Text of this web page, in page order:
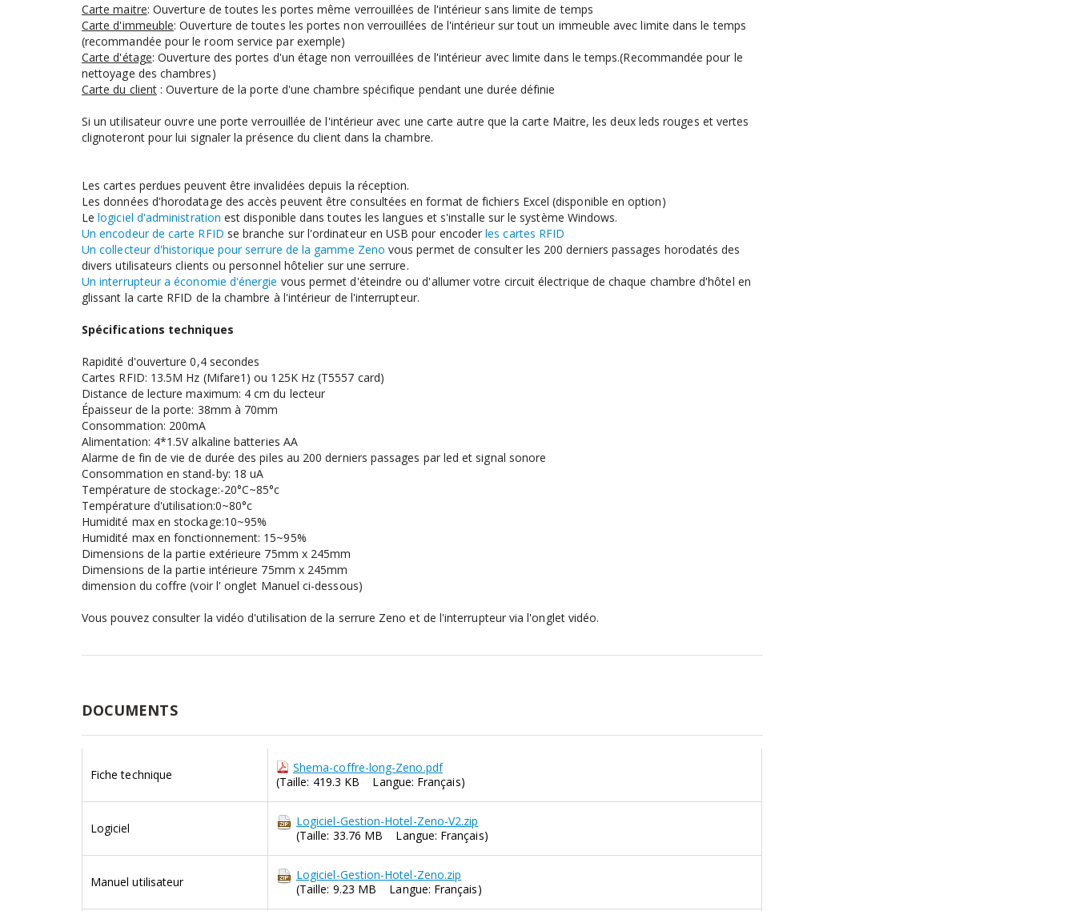
Carte maitre: Ouverture de toutes les portes même verrouillées de l'intérieur sans limite de temps
Carte d'immeuble: Ouverture de toutes les portes non verrouillées de l'intérieur sur tout un immeuble avec limite dans le temps
(recommandée pour le room service par exemple)
Carte d'étage: Ouverture des portes d'un étage non verrouillées de l'intérieur avec limite dans le temps.(Recommandée pour le
nettoyage des chambres)
Carte du client : Ouverture de la porte d'une chambre spécifique pendant une durée définie
Si un utilisateur ouvre une porte verrouillée de l'intérieur avec une carte autre que la carte Maitre, les deux leds rouges et vertes
clignoteront pour lui signaler la présence du client dans la chambre.
Les cartes perdues peuvent être invalidées depuis la réception.
Les données d'horodatage des accès peuvent être consultées en format de fichiers Excel (disponible en option)
Lelogiciel d'administration est disponible dans toutes les langues et s'installe sur le système Windows.
Un encodeur de carte RFID se branche sur l'ordinateur en USB pour encoder les cartes RFID
Un collecteur d'historique pour serrure de la gamme Zeno vous permet de consulter les 200 derniers passages horodatés des
divers utilisateurs clients ou personnel hôtelier sur une serrure.
Un interrupteur a économie d'énergie vous permet d'éteindre ou d'allumer votre circuit électrique de chaque chambre d'hôtel en
glissant la carte RFID de la chambre à l'intérieur de l'interrupteur.
Spécifications techniques
Rapidité d'ouverture 0,4 secondes
Cartes RFID: 13.5M Hz (Mifare1) ou 125K Hz (T5557 card)
Distance de lecture maximum: 4 cm du lecteur
Épaisseur de la porte: 38mm à 70mm
Consommation: 200mA
Alimentation: 4*1.5V alkaline batteries AA
Alarme de fin de vie de durée des piles au 200 derniers passages par led et signal sonore
Consommation en stand-by: 18 uA
Température de stockage:-20°C~85°c
Température d'utilisation:0~80°c
Humidité max en stockage:10~95%
Humidité max en fonctionnement: 15~95%
Dimensions de la partie extérieure 75mm x 245mm
Dimensions de la partie intérieure 75mm x 245mm
dimension du coffre (voir l' onglet Manuel ci-dessous)
Vous pouvez consulter la vidéo d'utilisation de la serrure Zeno et de l'interrupteur via l'onglet vidéo.
DOCUMENTS
Fiche technique
Shema-coffre-long-Zeno.pdf
(Taille: 419.3 KB Langue: Français)
Logiciel
Logiciel-Gestion-Hotel-Zeno-V2.zip
(Taille: 33.76 MB Langue: Français)
Manuel utilisateur
Logiciel-Gestion-Hotel-Zeno.zip
(Taille: 9.23 MB Langue: Français)